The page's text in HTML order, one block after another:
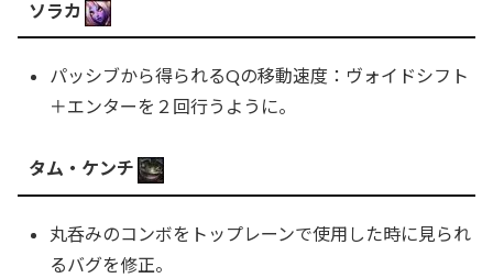
ソラカ
パッシブから得られるQの移動速度：ヴォイドシフト
＋エンターを２回行うように。
タム・ケンチ
丸呑みのコンボをトップレーンで使用した時に見られ
るバグを修正。